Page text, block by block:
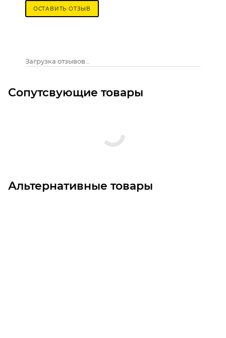
ОСТАВИТЬ ОТЗЫВ
Загрузка отзывов...
Сопутсвующие товары
Альтернативные товары